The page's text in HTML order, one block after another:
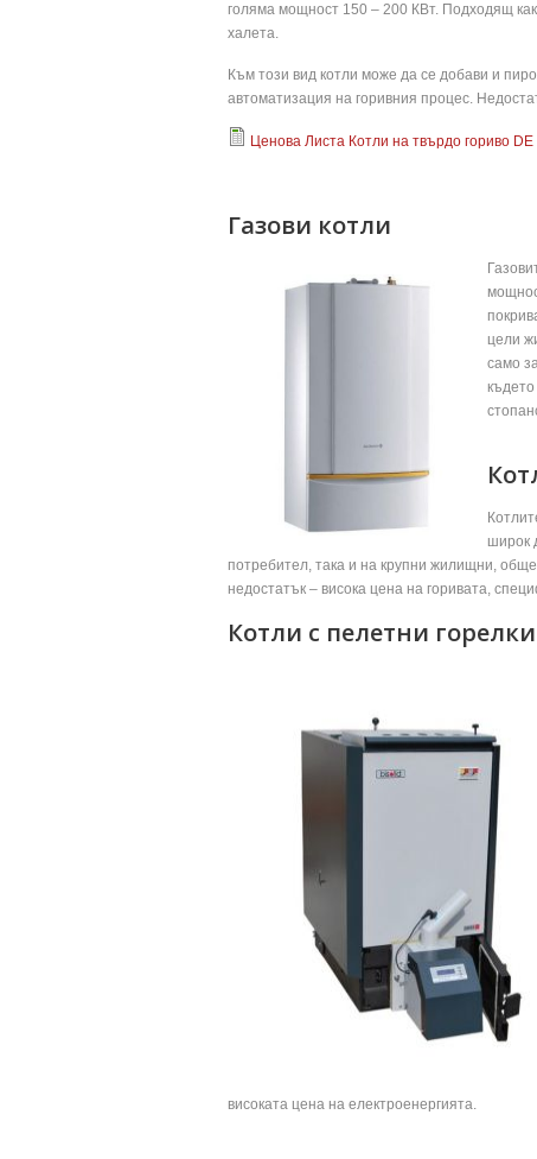
голяма мощност 150 – 200 КВт. Подходящ
халета.
Към този вид котли може да се добави и
автоматизация на горивния процес.
Ценова Листа Котли на твърдо гориво DE
Газови котли
цели
само
широк
потребител, така и на крупни жилищни,
недостатък – висока цена на горивата,
Котли с пелетни
високата цена на електроенергията.